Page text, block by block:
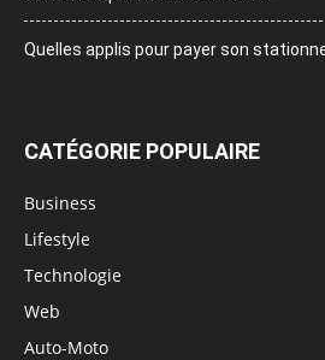
Quelles applis pour payer son
CATÉGORIE POPULAIRE
Business
Lifestyle
Technologie
Web
Auto-Moto